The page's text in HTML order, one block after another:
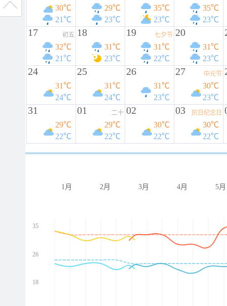
30℃
21℃
29℃
23℃
35℃
23℃
35℃
23℃
17 初五
32℃
21℃
18
31℃
23℃
19 七夕节
31℃
22℃
20
31℃
23℃
24
31℃
24℃
25
31℃
24℃
26
31℃
23℃
27 中元节
30℃
23℃
31
29℃
22℃
01 二十
29℃
22℃
02
30℃
22℃
03 抗日纪念日
30℃
22℃
1月 2月 3月 4月 5月
35
26
18